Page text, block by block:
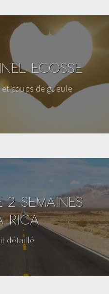
ECOSSE
coups de gueule
2 SEMAINES
RICA
détaillé